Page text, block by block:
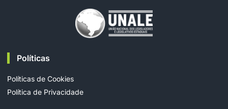
Políticas
Políticas de Cookies
Política de Privacidade